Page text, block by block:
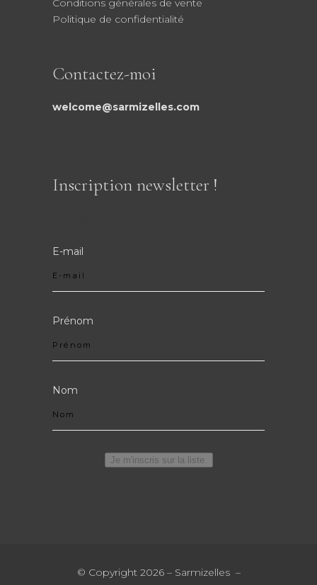
Conditions générales de vente
Politique de confidentialité
Contactez-moi
welcome@sarmizelles.com
Inscription newsletter !
E-mail
Prénom
Nom
Je m'inscris sur la liste.
© Copyright 2026 – Sarmizelles –